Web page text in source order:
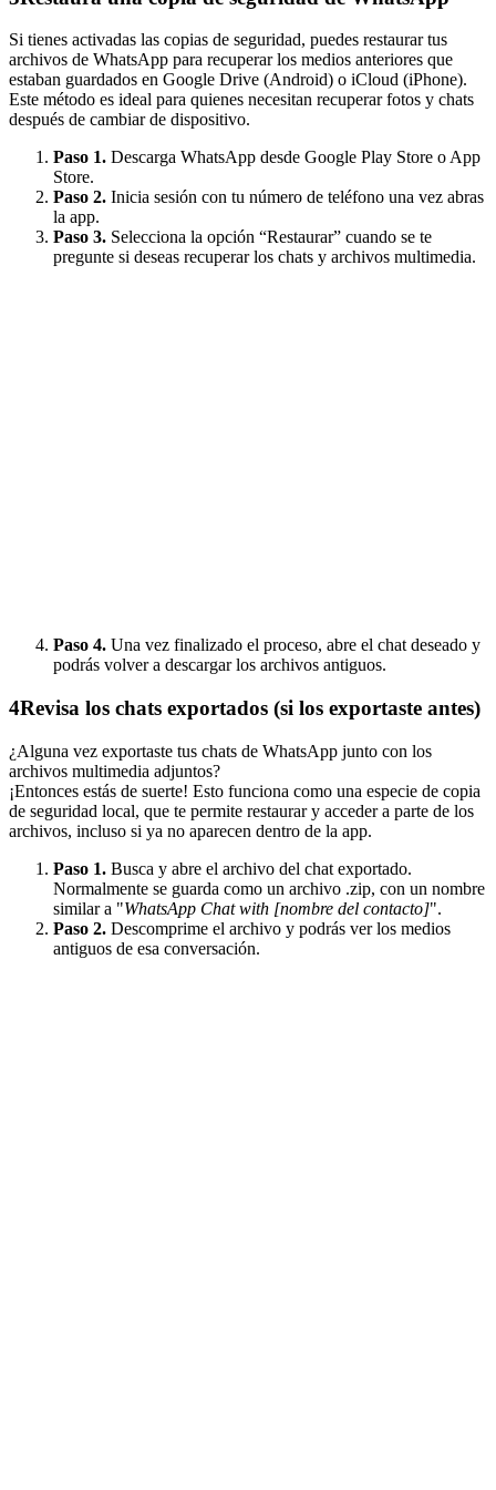
Si tienes activadas las copias de seguridad, puedes restaurar tus
archivos de WhatsApp para recuperar los medios anteriores que
estaban guardados en Google Drive (Android) o iCloud (iPhone).
Este método es ideal para quienes necesitan recuperar fotos y chats
después de cambiar de dispositivo.
Paso 1. Descarga WhatsApp desde Google Play Store o App
Store.
Paso 2. Inicia sesión con tu número de teléfono una vez abras
la app.
Paso 3. Selecciona la opción “Restaurar” cuando se te
pregunte si deseas recuperar los chats y archivos multimedia.
Paso 4. Una vez finalizado el proceso, abre el chat deseado y
podrás volver a descargar los archivos antiguos.
4Revisa los chats exportados (si los exportaste antes)
¿Alguna vez exportaste tus chats de WhatsApp junto con los
archivos multimedia adjuntos?
¡Entonces estás de suerte! Esto funciona como una especie de copia
de seguridad local, que te permite restaurar y acceder a parte de los
archivos, incluso si ya no aparecen dentro de la app.
Paso 1. Busca y abre el archivo del chat exportado.
Normalmente se guarda como un archivo .zip, con un nombre
similar a "WhatsApp Chat with [nombre del contacto]".
Paso 2. Descomprime el archivo y podrás ver los medios
antiguos de esa conversación.